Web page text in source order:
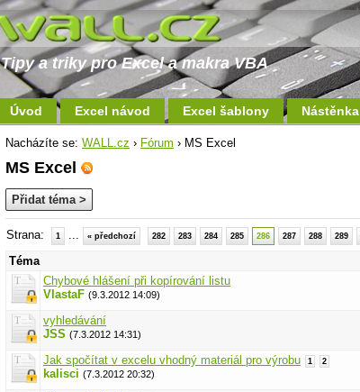
Tipy a triky pro Excel a makra VBA
Úvod Excel návod Excel šablony Nástěnka
Nacházíte se: WALL.cz › Fórum › MS Excel
MS Excel
Přidat téma >
Strana: 1 ... « předchozí 282 283 284 285 286 287 288 289
Téma
Chybové hlášení při kopírování listu
VlastaF (9.3.2012 14:09)
vyhledávání
JSS (7.3.2012 14:31)
Jak spočítat v excelu vhodný materiál pro výrobu 1 2
kalisci (7.3.2012 20:32)